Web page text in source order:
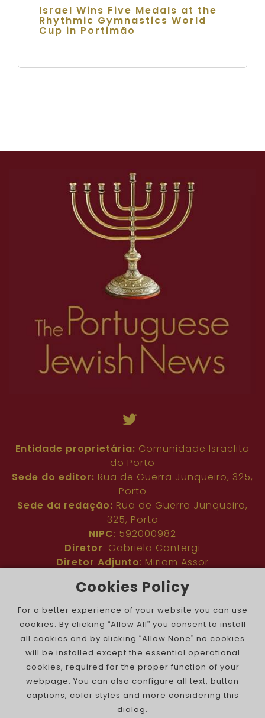
Israel Wins Five Medals at the
Rhythmic Gymnastics World
Cup in Portimão
Entidade proprietária: Comunidade Israelita
do Porto
Sede do editor: Rua de Guerra Junqueiro, 325,
Porto
Sede da redação: Rua de Guerra Junqueiro,
325, Porto
NIPC: 592000982
Diretor: Gabriela Cantergi
Diretor Adjunto: Miriam Assor
Nº de inscrição na ERC: 127683
Público : Comunidade judaica no mundo todo
Colaboradores
: Membros da comunidade
judaica portuguesa e internacional
Contacto pjn@portuguesejewishnews.com
Periodicidade
: trissemanal
Cookies Policy
For a better experience of your website you can use
cookies. By clicking “Allow All” you consent to install
all cookies and by clicking “Allow None” no cookies
will be installed except the essential operational
cookies, required for the proper function of your
webpage. You can also configure all text, button
captions, color styles and more considering this
dialog.